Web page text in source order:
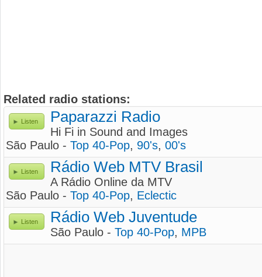
Related radio stations:
Listen Paparazzi Radio
Hi Fi in Sound and Images
São Paulo - Top 40-Pop, 90's, 00's
Listen Rádio Web MTV Brasil
A Rádio Online da MTV
São Paulo - Top 40-Pop, Eclectic
Listen Rádio Web Juventude
São Paulo - Top 40-Pop, MPB